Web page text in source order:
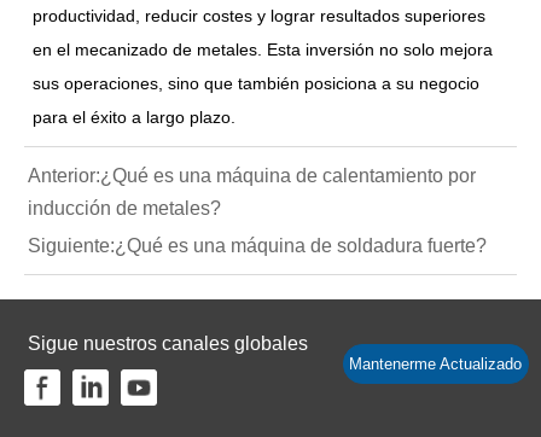
productividad, reducir costes y lograr resultados superiores
en el mecanizado de metales. Esta inversión no solo mejora
sus operaciones, sino que también posiciona a su negocio
para el éxito a largo plazo.
Anterior:¿Qué es una máquina de calentamiento por
inducción de metales?
Siguiente:¿Qué es una máquina de soldadura fuerte?
Sigue nuestros canales globales
Mantenerme Actualizado